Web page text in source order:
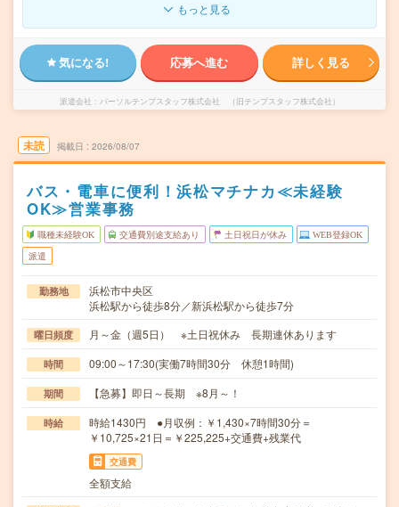
もっと見る
気になる! 応募へ進む 詳しく見る
派遣会社 パーソルテンプスタッフ株式会社 （旧テンプスタッフ株式会社）
未読 掲載日 2026/08/07
バス・電車に便利！浜松マチナカ≪未経験
OK≫営業事務
職種未経験OK 交通費別途支給あり 土日祝日が休み WEB登録OK
派遣
勤務地
浜松市中央区
浜松駅から徒歩8分／新浜松駅から徒歩7分
曜日頻度 月～金（週5日） ※土日祝休み 長期連休あります
時間 09:00～17:30(実働7時間30分 休憩1時間)
期間 【急募】即日～長期 ※8月～！
時給
時給1430円 ●月収例：￥1,430×7時間30分＝
￥10,725×21日＝￥225,225+交通費+残業代
交通費
全額支給